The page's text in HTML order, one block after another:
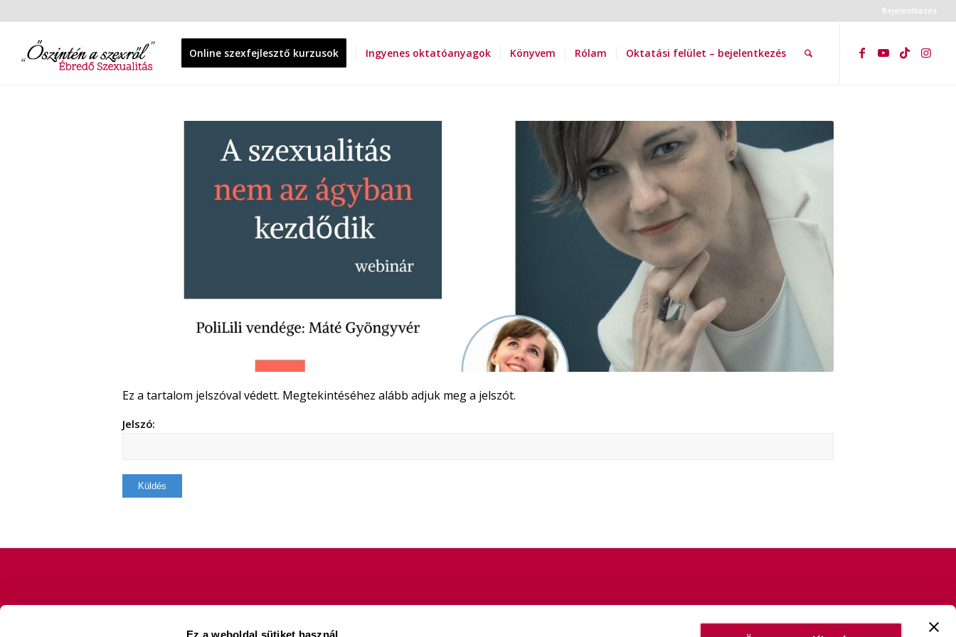
Ez a weboldal sütiket használ
Bejelentkezés
Online szexfejlesztő kurzusok Ingyenes oktatóanyagok Könyvem Rólam Oktatási felület – bejelentkezés
Ez a tartalom jelszóval védett. Megtekintéséhez alább adjuk meg a jelszót.
Jelszó: